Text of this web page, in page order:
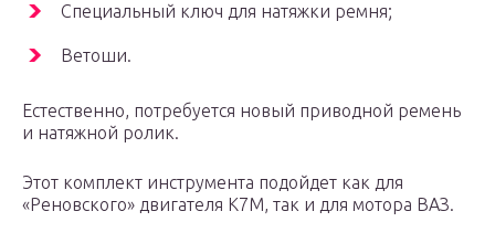
Специальный ключ для натяжки ремня;
Ветоши.
Естественно, потребуется новый приводной ремень
и натяжной ролик.
Этот комплект инструмента подойдет как для
«Реновского» двигателя К7М, так и для мотора ВАЗ.